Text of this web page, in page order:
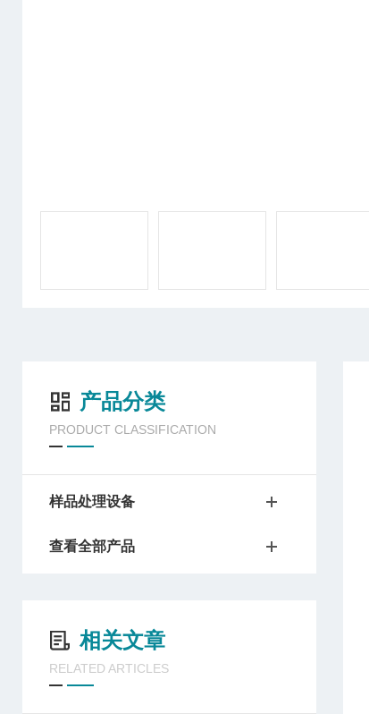
产品分类
PRODUCT CLASSIFICATION
样品处理设备
查看全部产品
相关文章
RELATED ARTICLES